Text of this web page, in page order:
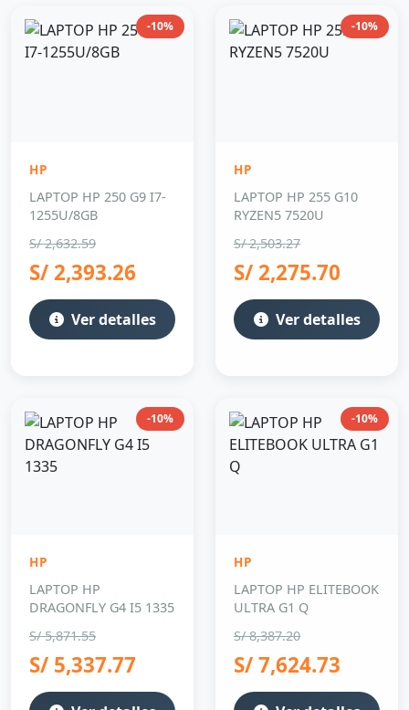
-10%
HP
LAPTOP HP 250 G9 I7-
1255U/8GB
S/ 2,632.59
S/ 2,393.26
Ver detalles
-10%
HP
LAPTOP HP 255 G10
RYZEN5 7520U
S/ 2,503.27
S/ 2,275.70
Ver detalles
-10%
HP
LAPTOP HP
DRAGONFLY G4 I5 1335
S/ 5,871.55
S/ 5,337.77
-10%
HP
LAPTOP HP ELITEBOOK
ULTRA G1 Q
S/ 8,387.20
S/ 7,624.73